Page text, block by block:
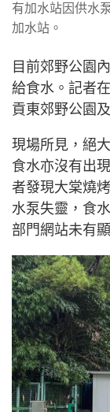
有加水站因供水
加水站。
目前郊野公園
給食水。記者
貢東郊野公園
現場所見，絕
食水亦沒有出
者發現大棠燒
水泵失靈，食
部門網站未有